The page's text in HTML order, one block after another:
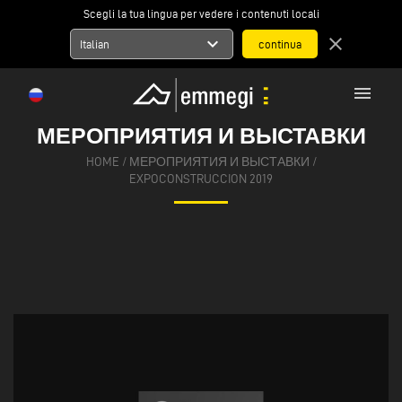
Scegli la tua lingua per vedere i contenuti locali
Italian expand_more close
menu
МЕРОПРИЯТИЯ И ВЫСТАВКИ
HOME / МЕРОПРИЯТИЯ И ВЫСТАВКИ /
EXPOCONSTRUCCION 2019